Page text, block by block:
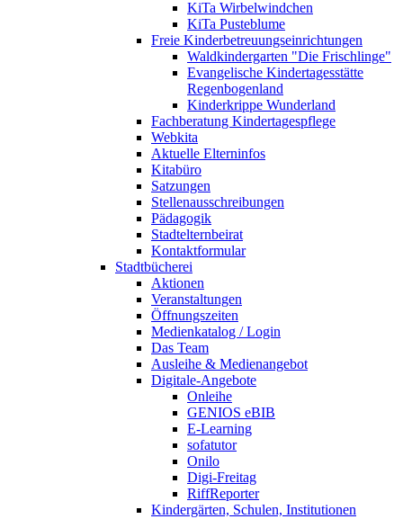
KiTa Wirbelwindchen
KiTa Pusteblume
Freie Kinderbetreuungseinrichtungen
Waldkindergarten "Die Frischlinge"
Evangelische Kindertagesstätte
Regenbogenland
Kinderkrippe Wunderland
Fachberatung Kindertagespflege
Webkita
Aktuelle Elterninfos
Kitabüro
Satzungen
Stellenausschreibungen
Pädagogik
Stadtelternbeirat
Kontaktformular
Stadtbücherei
Aktionen
Veranstaltungen
Öffnungszeiten
Medienkatalog / Login
Das Team
Ausleihe & Medienangebot
Digitale-Angebote
Onleihe
GENIOS eBIB
E-Learning
sofatutor
Onilo
Digi-Freitag
RiffReporter
Kindergärten, Schulen, Institutionen